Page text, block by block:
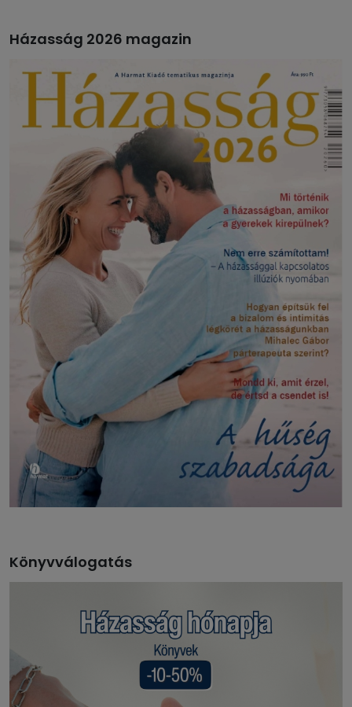
Házasság 2026 magazin
Könyvválogatás